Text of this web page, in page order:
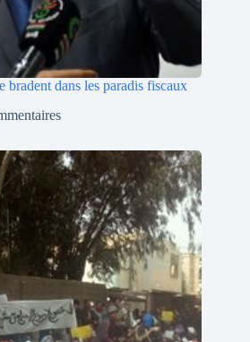
bradent dans les paradis fiscaux